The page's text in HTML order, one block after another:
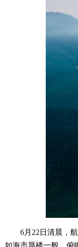
6月22日清晨，航
如海市蜃楼一般。俯